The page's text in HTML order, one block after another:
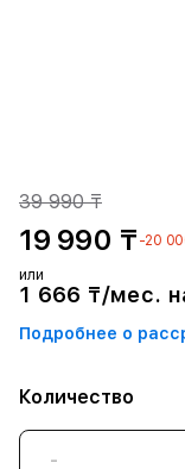
39 990 ₸
19 990 ₸ -20
или
1 666 ₸/мес.
Подробнее о
Количество
-